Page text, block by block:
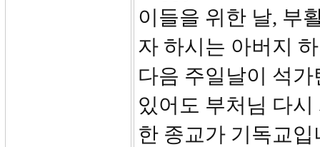
이들을 위한 날, 부
자 하시는 아버지
다음 주일날이 석
있어도 부처님 다
한 종교가 기독교